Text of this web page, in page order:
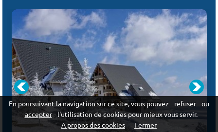
En poursuivant la navigation sur ce site, vous pouvez refuser
ou
accepter
l'utilisation de cookies pour mieux vous servir.
A propos des cookies
Fermer